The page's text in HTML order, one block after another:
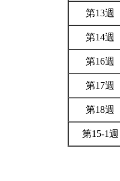
第13週
第14週
第16週
第17週
第18週
第15-1週